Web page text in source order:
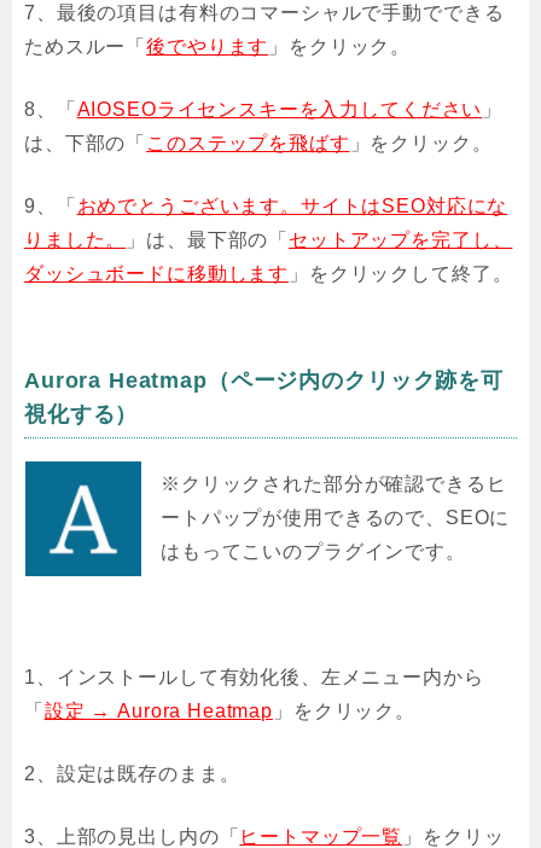
7、最後の項目は有料のコマーシャルで手動でできる
ためスルー「後でやります 」をクリック。
8、「 AIOSEOライセンスキーを入力してください 」
は、下部の「 このステップを飛ばす 」をクリック。
9、「 おめでとうございます。サイトはSEO対応にな
りました。
」は、最下部の「 セットアップを完了し、
ダッシュボードに移動します 」をクリックして終了。
Aurora Heatmap（ページ内のクリック跡を可
視化する）
※クリックされた部分が確認できるヒ
ートパップが使用できるので、SEOに
はもってこいのプラグインです。
1、インストールして有効化後、左メニュー内から
「 設定 → Aurora Heatmap 」をクリック。
2、設定は既存のまま。
3、上部の見出し内の「 ヒートマップ一覧 」をクリッ